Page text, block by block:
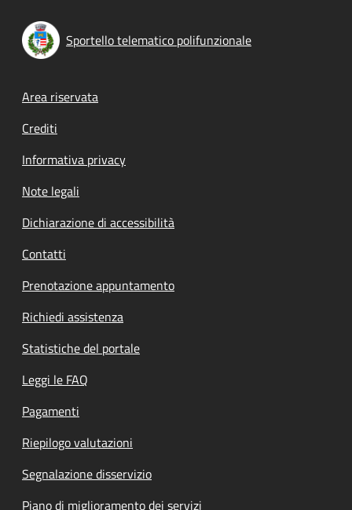
Sportello telematico polifunzionale
Footer menu
Area riservata
Crediti
Informativa privacy
Note legali
Dichiarazione di accessibilità
Contatti
Prenotazione appuntamento
Richiedi assistenza
Statistiche del portale
Leggi le FAQ
Pagamenti
Riepilogo valutazioni
Segnalazione disservizio
Piano di miglioramento dei servizi